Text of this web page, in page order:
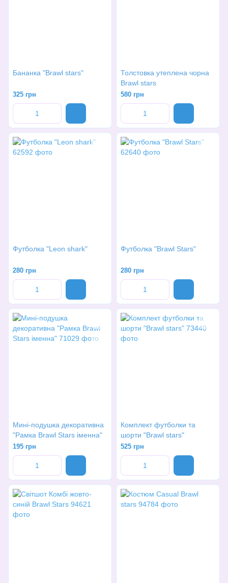
Бананка "Brawl stars"
325 грн
Толстовка утеплена чорна
Brawl stars
580 грн
Футболка "Leon shark"
280 грн
Футболка "Brawl Stars"
280 грн
Мині-подушка декоративна
"Рамка Brawl Stars іменна"
195 грн
Комплект футболки та
шорти "Brawl stars"
525 грн